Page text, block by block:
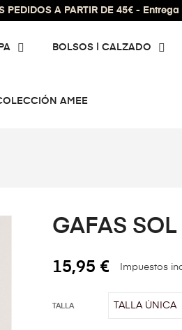
PEDIDOS A PARTIR DE 45€ -
BOLSOS | CALZADO
AMEE
GAFAS
15,95 € Impuestos
TALLA